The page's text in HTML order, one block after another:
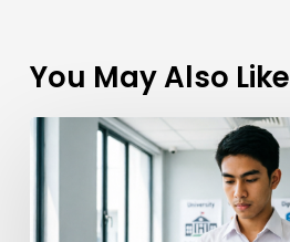
You May Also Like
Pelajar